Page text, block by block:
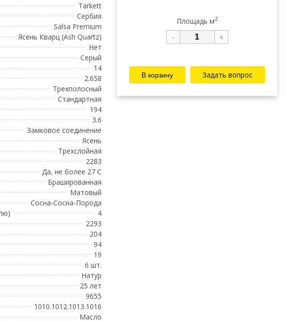
Tarkett
Сербия
Salsa Premium
Ясень Кварц (Ash Quartz)
Нет
Серый
14
2.658
Трехполосный
Стандартная
194
3.6
Замковое соединение
Ясень
Трехслойная
2283
Да, не более 27 С
Брашированная
Матовый
Сосна-Сосна-Порода
4
2293
204
94
19
6 шт.
Натур
25 лет
9655
1010.1012.1013.1016
Масло
Площадь м2
- +
Задать вопрос